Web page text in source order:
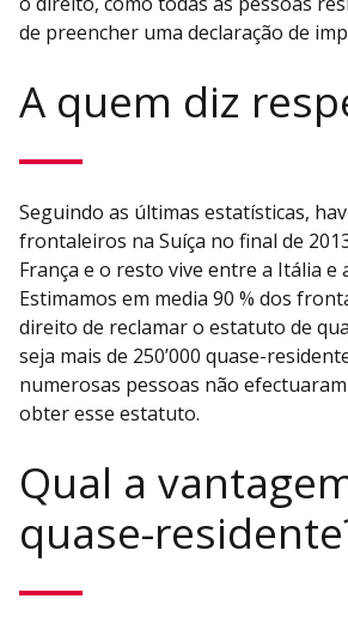
de preencher uma declaração de
A quem diz
Seguindo as últimas estatísticas,
frontaleiros na Suíça no final de
França e o resto vive entre a Itália e
Estimamos em media 90 % dos
direito de reclamar o estatuto de
seja mais de 250’000 quase-
numerosas pessoas não
obter esse estatuto.
Qual a
quase-